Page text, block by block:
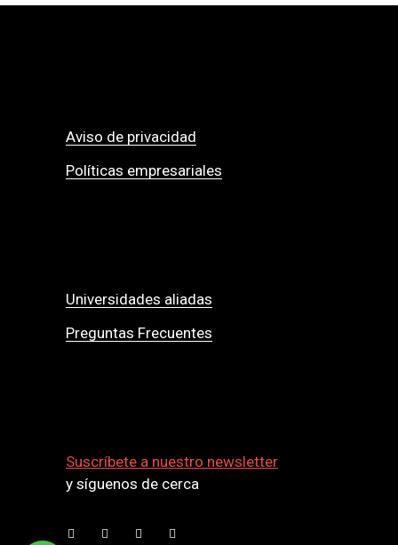
Aviso de privacidad
Políticas empresariales
Universidades aliadas
Preguntas Frecuentes
Suscríbete a nuestro newsletter
y síguenos de cerca